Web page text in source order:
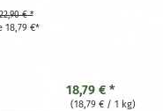
€ *
18,79 €*
18,79 € *
(18,79 € / 1 kg)